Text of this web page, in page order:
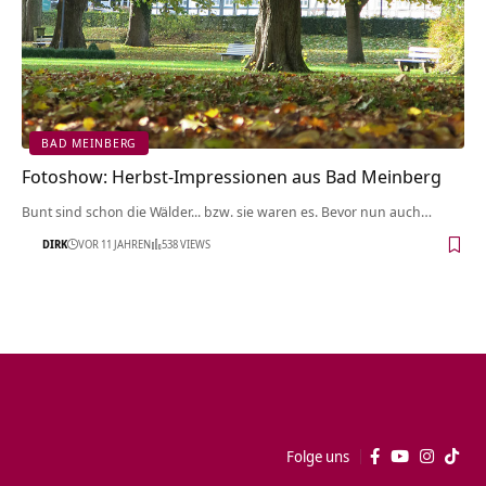
BAD MEINBERG
Fotoshow: Herbst-Impressionen aus Bad Meinberg
Bunt sind schon die Wälder... bzw. sie waren es. Bevor nun auch…
DIRK VOR 11 JAHREN 538 VIEWS
Folge uns